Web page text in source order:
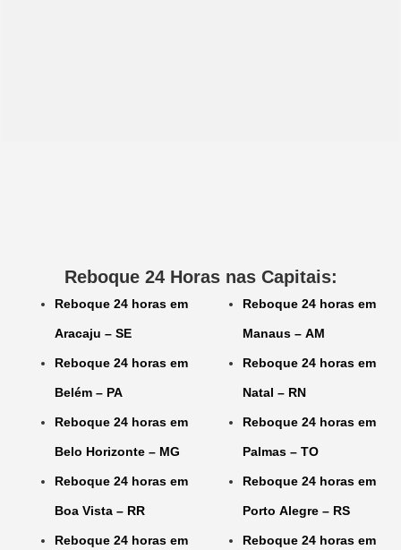
Reboque 24 Horas nas Capitais:
Reboque 24 horas em
Aracaju – SE
Reboque 24 horas em
Belém – PA
Reboque 24 horas em
Belo Horizonte – MG
Reboque 24 horas em
Boa Vista – RR
Reboque 24 horas em
Reboque 24 horas em
Manaus – AM
Reboque 24 horas em
Natal – RN
Reboque 24 horas em
Palmas – TO
Reboque 24 horas em
Porto Alegre – RS
Reboque 24 horas em